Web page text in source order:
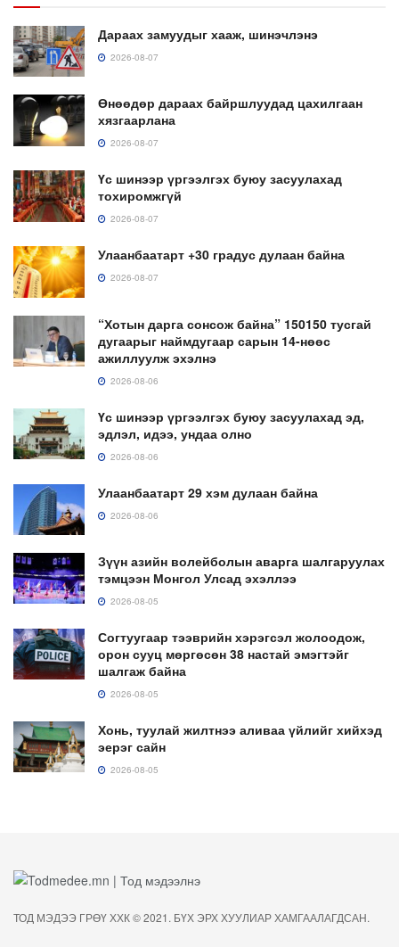
Дараах замуудыг хааж, шинэчлэнэ
2026-08-07
Өнөөдөр дараах байршлуудад цахилгаан
хязгаарлана
2026-08-07
Үс шинээр үргээлгэх буюу засуулахад
тохиромжгүй
2026-08-07
Улаанбаатарт +30 градус дулаан байна
2026-08-07
“Хотын дарга сонсож байна” 150150 тусгай
дугаарыг наймдугаар сарын 14-нөөс
ажиллуулж эхэлнэ
2026-08-06
Үс шинээр үргээлгэх буюу засуулахад эд,
эдлэл, идээ, ундаа олно
2026-08-06
Улаанбаатарт 29 хэм дулаан байна
2026-08-06
Зүүн азийн волейболын аварга шалгаруулах
тэмцээн Монгол Улсад эхэллээ
2026-08-05
Согтуугаар тээврийн хэрэгсэл жолоодож,
орон сууц мөргөсөн 38 настай эмэгтэйг
шалгаж байна
2026-08-05
Хонь, туулай жилтнээ аливаа үйлийг хийхэд
эерэг сайн
2026-08-05
ТОД МЭДЭЭ ГРӨҮ ХХК © 2021. БҮХ ЭРХ ХУУЛИАР ХАМГААЛАГДСАН.